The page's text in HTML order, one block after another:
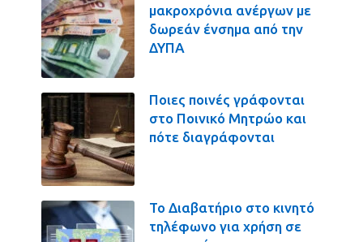
μακροχρόνια ανέργων με
δωρεάν ένσημα από την
ΔΥΠΑ
Ποιες ποινές γράφονται
στο Ποινικό Μητρώο και
πότε διαγράφονται
Το Διαβατήριο στο κινητό
τηλέφωνο για χρήση σε